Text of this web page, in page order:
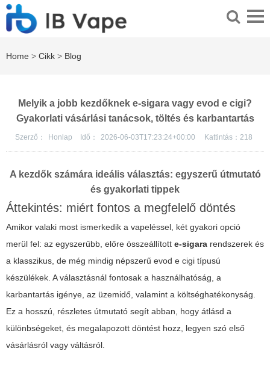
Home > Cikk > Blog
Melyik a jobb kezdőknek e-sigara vagy evod e cigi?
Gyakorlati vásárlási tanácsok, töltés és karbantartás
Szerző： Honlap Idő： 2026-06-03T17:23:24+00:00 Kattintás： 218
A kezdők számára ideális választás: egyszerű útmutató
és gyakorlati tippek
Áttekintés: miért fontos a megfelelő döntés
Amikor valaki most ismerkedik a vapeléssel, két gyakori opció
merül fel: az egyszerűbb, előre összeállított e-sigara rendszerek és
a klasszikus, de még mindig népszerű evod e cigi típusú
készülékek. A választásnál fontosak a használhatóság, a
karbantartás igénye, az üzemidő, valamint a költséghatékonyság.
Ez a hosszú, részletes útmutató segít abban, hogy átlásd a
különbségeket, és megalapozott döntést hozz, legyen szó első
vásárlásról vagy váltásról.